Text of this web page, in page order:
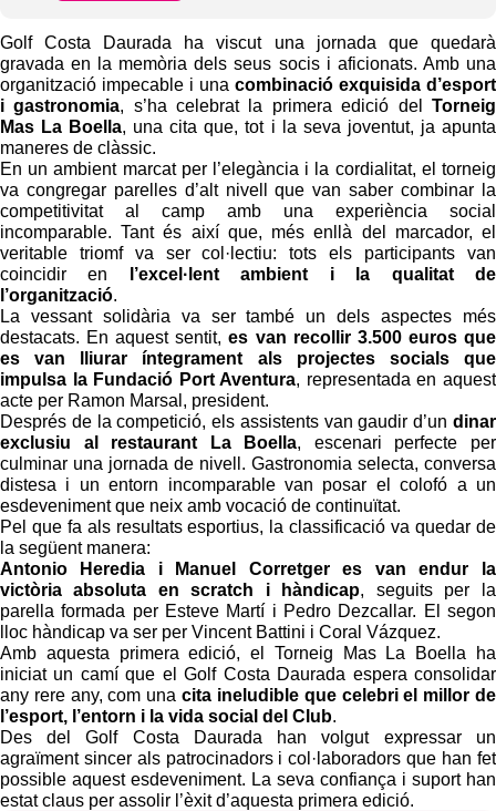
Golf Costa Daurada ha viscut una jornada que quedarà
gravada en la memòria dels seus socis i aficionats. Amb una
organització impecable i una combinació exquisida d’esport
i gastronomia, s’ha celebrat la primera edició del Torneig
Mas La Boella, una cita que, tot i la seva joventut, ja apunta
maneres de clàssic.
En un ambient marcat per l’elegància i la cordialitat, el torneig
va congregar parelles d’alt nivell que van saber combinar la
competitivitat al camp amb una experiència social
incomparable. Tant és així que, més enllà del marcador, el
veritable triomf va ser col·lectiu: tots els participants van
coincidir en l’excel·lent ambient i la qualitat de
l’organització.
La vessant solidària va ser també un dels aspectes més
destacats. En aquest sentit,es van recollir 3.500 euros que
es van lliurar íntegrament als projectes socials que
impulsa la Fundació Port Aventura, representada en aquest
acte per Ramon Marsal, president.
Després de la competició, els assistents van gaudir d’un dinar
exclusiu al restaurant La Boella, escenari perfecte per
culminar una jornada de nivell. Gastronomia selecta, conversa
distesa i un entorn incomparable van posar el colofó a un
esdeveniment que neix amb vocació de continuïtat.
Pel que fa als resultats esportius, la classificació va quedar de
la següent manera:
Antonio Heredia i Manuel Corretger es van endur la
victòria absoluta en scratch i hàndicap, seguits per la
parella formada per Esteve Martí i Pedro Dezcallar. El segon
lloc hàndicap va ser per Vincent Battini i Coral Vázquez.
Amb aquesta primera edició, el Torneig Mas La Boella ha
iniciat un camí que el Golf Costa Daurada espera consolidar
any rere any, com unacita ineludible que celebri el millor de
l’esport, l’entorn i la vida social del Club.
Des del Golf Costa Daurada han volgut expressar un
agraïment sincer als patrocinadors i col·laboradors que han fet
possible aquest esdeveniment. La seva confiança i suport han
estat claus per assolir l’èxit d’aquesta primera edició.